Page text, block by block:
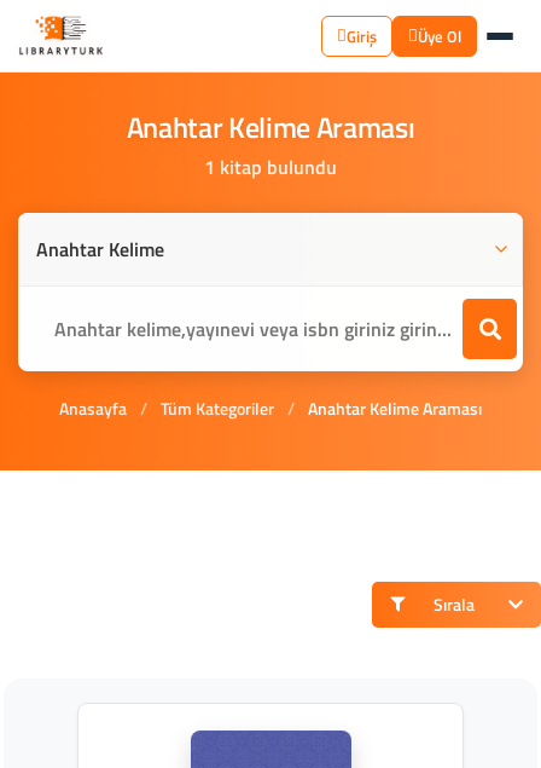
Giriş Üye Ol
AnahtarKelimeAraması
1 kitap bulundu
Anasayfa / Tüm Kategoriler / Anahtar Kelime Araması
Sırala